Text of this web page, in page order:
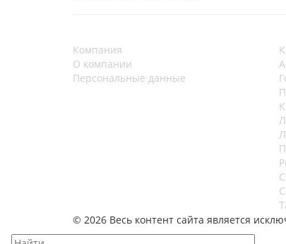
Компания
О компании
Персональные данные
© 2026 Весь контент сайта является